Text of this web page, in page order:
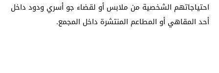
احتياجاتهم الشخصية من ملابس أو لقضاء جو أسري ودود داخل
أحد المقاهي أو المطاعم المنتشرة داخل المجمع.